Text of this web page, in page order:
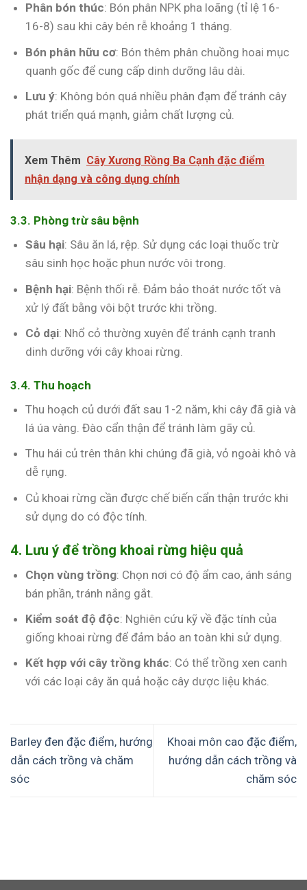
Phân bón thúc: Bón phân NPK pha loãng (tỉ lệ 16-
16-8) sau khi cây bén rễ khoảng 1 tháng.
Bón phân hữu cơ: Bón thêm phân chuồng hoai mục
quanh gốc để cung cấp dinh dưỡng lâu dài.
Lưu ý: Không bón quá nhiều phân đạm để tránh cây
phát triển quá mạnh, giảm chất lượng củ.
Xem Thêm Cây Xương Rồng Ba Cạnh đặc điểm
nhận dạng và công dụng chính
3.3. Phòng trừ sâu bệnh
Sâu hại: Sâu ăn lá, rệp. Sử dụng các loại thuốc trừ
sâu sinh học hoặc phun nước vôi trong.
Bệnh hại: Bệnh thối rễ. Đảm bảo thoát nước tốt và
xử lý đất bằng vôi bột trước khi trồng.
Cỏ dại: Nhổ cỏ thường xuyên để tránh cạnh tranh
dinh dưỡng với cây khoai rừng.
3.4. Thu hoạch
Thu hoạch củ dưới đất sau 1-2 năm, khi cây đã già và
lá úa vàng. Đào cẩn thận để tránh làm gãy củ.
Thu hái củ trên thân khi chúng đã già, vỏ ngoài khô và
dễ rụng.
Củ khoai rừng cần được chế biến cẩn thận trước khi
sử dụng do có độc tính.
4. Lưu ý để trồng khoai rừng hiệu quả
Chọn vùng trồng: Chọn nơi có độ ẩm cao, ánh sáng
bán phần, tránh nắng gắt.
Kiểm soát độ độc: Nghiên cứu kỹ về đặc tính của
giống khoai rừng để đảm bảo an toàn khi sử dụng.
Kết hợp với cây trồng khác: Có thể trồng xen canh
với các loại cây ăn quả hoặc cây dược liệu khác.
Barley đen đặc điểm, hướng
dẫn cách trồng và chăm
sóc
Khoai môn cao đặc điểm,
hướng dẫn cách trồng và
chăm sóc